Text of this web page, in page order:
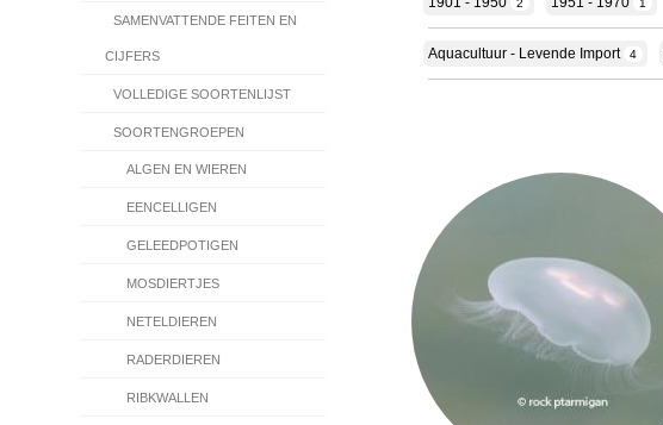
SAMENVATTENDE FEITEN EN
CIJFERS
VOLLEDIGE SOORTENLIJST
SOORTENGROEPEN
ALGEN EN WIEREN
EENCELLIGEN
GELEEDPOTIGEN
MOSDIERTJES
NETELDIEREN
RADERDIEREN
RIBKWALLEN
2 1
Aquacultuur - Levende Import 4